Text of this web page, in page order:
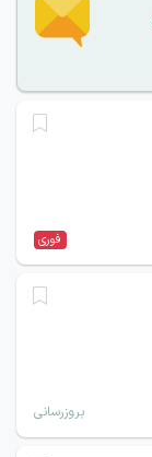
فوری
بروزرسانی